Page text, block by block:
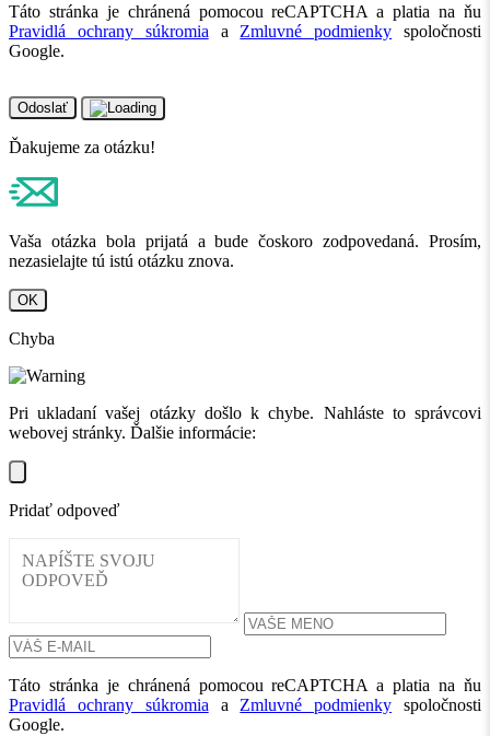
Táto stránka je chránená pomocou reCAPTCHA a platia na ňu
Pravidlá ochrany súkromia a Zmluvné podmienky spoločnosti
Google.
Odoslať
Ďakujeme za otázku!
Vaša otázka bola prijatá a bude čoskoro zodpovedaná. Prosím,
nezasielajte tú istú otázku znova.
OK
Chyba
Pri ukladaní vašej otázky došlo k chybe. Nahláste to správcovi
webovej stránky. Ďalšie informácie:
Pridať odpoveď
Táto stránka je chránená pomocou reCAPTCHA a platia na ňu
Pravidlá ochrany súkromiaaZmluvné podmienky spoločnosti
Google.